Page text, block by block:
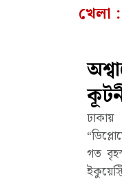
খেলা
গত